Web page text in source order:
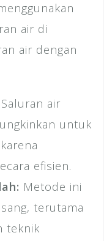
air di
air dengan
Saluran air
untuk
efisien.
Metode ini
terutama
teknik